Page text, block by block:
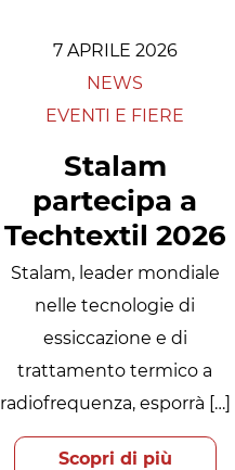
7 APRILE 2026
NEWS
EVENTI E FIERE
Stalam
partecipa a
Techtextil 2026
Stalam, leader mondiale
nelle tecnologie di
essiccazione e di
trattamento termico a
radiofrequenza, esporrà […]
Scopri di più